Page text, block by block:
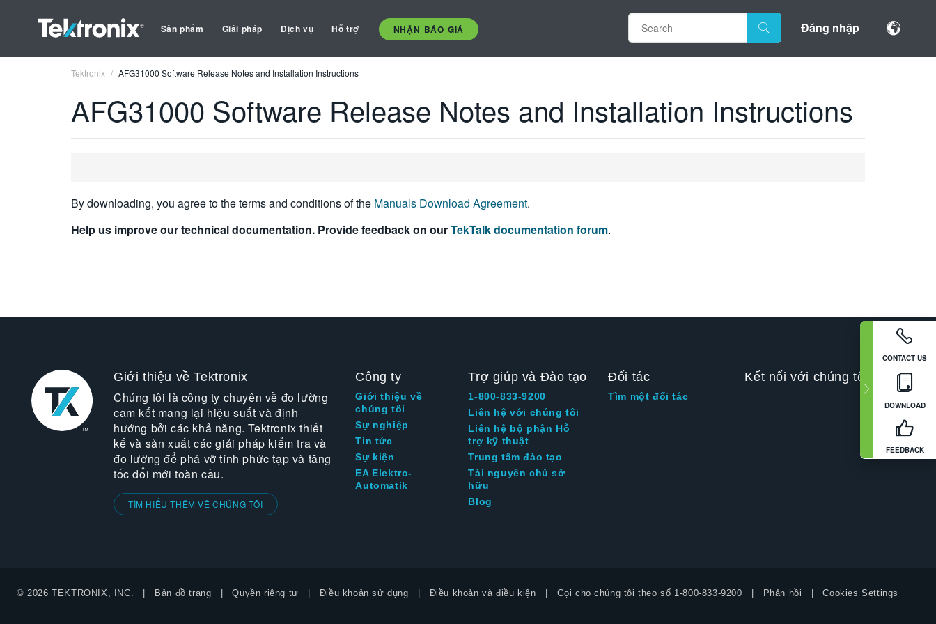
Sản phẩm Giải pháp Dịch vụ Hỗ trợ NHẬN BÁO GIÁ Đăng nhập
CONTACT US
DOWNLOAD
FEEDBACK
Tektronix AFG31000 Software Release Notes and Installation Instructions
AFG31000 Software Release Notes and Installation Instructions
By downloading, you agree to the terms and conditions of the Manuals Download Agreement.
Help us improve our technical documentation. Provide feedback on ourTekTalk documentation forum.
Giới thiệu về Tektronix
Chúng tôi là công ty chuyên về đo lường
cam kết mang lại hiệu suất và định
hướng bởi các khả năng. Tektronix thiết
kế và sản xuất các giải pháp kiểm tra và
đo lường để phá vỡ tính phức tạp và tăng
tốc đổi mới toàn cầu.
TÌM HIỂU THÊM VỀ CHÚNG TÔI
Công ty
Giới thiệu về
chúng tôi
Sự nghiệp
Tin tức
Sự kiện
EA Elektro-
Automatik
Trợ giúp và Đào tạo
1-800-833-9200
Liên hệ với chúng tôi
Liên hệ bộ phận Hỗ
trợ kỹ thuật
Trung tâm đào tạo
Tài nguyên chủ sở
hữu
Blog
Đối tác
Tìm một đối tác
Kết nối với chúng tôi
© 2026 TEKTRONIX, INC. Bản đồ trang Quyền riêng tư Điều khoản sử dụng Điều khoản và điều kiện Gọi cho chúng tôi theo số 1-800-833-9200 Phản hồi Cookies Settings